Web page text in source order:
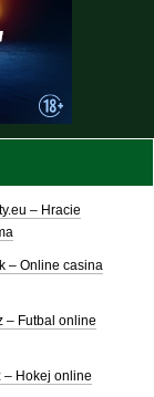
– Hracie
– Online casina
– Futbal online
– Hokej online